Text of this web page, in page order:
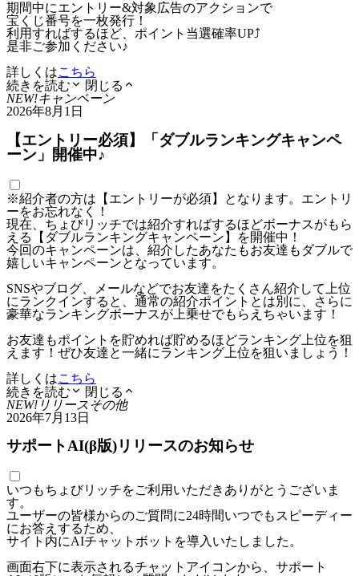
期間中にエントリー&対象広告のアクションで
宝くじ番号を一枚発行！
利用すればするほど、ポイント当選確率UP⤴
是非ご参加ください♪
詳しくはこちら
続きを読む
閉じる
NEW!キャンペーン
2026年8月1日
【エントリー必須】「ダブルランキングキャンペ
ーン」開催中♪
※紹介者の方は【エントリーが必須】となります。エントリ
ーをお忘れなく！
現在、ちょびリッチでは紹介すればするほどボーナスがもら
える【ダブルランキングキャンペーン】を開催中！
今回のキャンペーンは、紹介したあなたもお友達もダブルで
嬉しいキャンペーンとなっています。
SNSやブログ、メールなどでお友達をたくさん紹介して上位
にランクインすると、通常の紹介ポイントとは別に、さらに
豪華なランキングボーナスが上乗せでもらえちゃいます！
お友達もポイントを貯めれば貯めるほどランキング上位を狙
えます！ぜひ友達と一緒にランキング上位を狙いましょう！
詳しくはこちら
続きを読む
閉じる
NEW! リリースその他
2026年7月13日
サポートAI(β版)リリースのお知らせ
いつもちょびリッチをご利用いただきありがとうございま
す。
ユーザーの皆様からのご質問に24時間いつでもスピーディー
にお答えするため、
サイト内にAIチャットボットを導入いたしました。
画面右下に表示されるチャットアイコンから、サポート